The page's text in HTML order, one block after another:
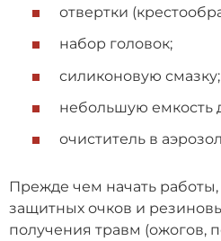
отвертки
набор головок;
силиконовую смазку;
небольшую емкость
очиститель в
Прежде чем начать
защитных очков и
получения травм (ожогов,